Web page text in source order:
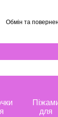
Обмін та
для